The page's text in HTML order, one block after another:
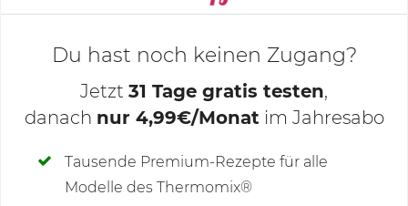
Deine Notizen
Du hast noch keinen Zugang?
Jetzt 31 Tage gratis testen,
danach nur 4,99€/Monat im Jahresabo
Tausende Premium-Rezepte für alle
Modelle des Thermomix®